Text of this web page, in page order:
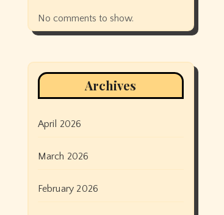
No comments to show.
Archives
April 2026
March 2026
February 2026